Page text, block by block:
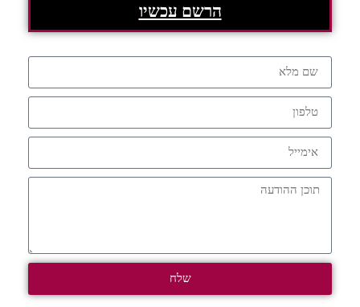
הרשם עכשיו
שלח